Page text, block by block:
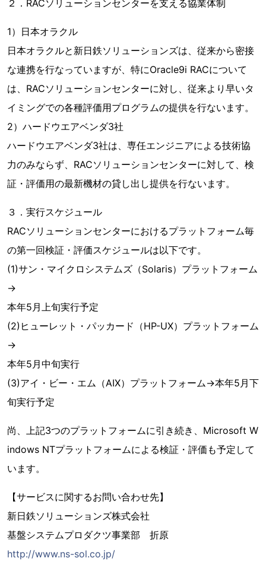
２．RACソリューションセンターを支える協業体制
1）日本オラクル
日本オラクルと新日鉄ソリューションズは、従来から密接
な連携を行なっていますが、特にOracle9i RACについて
は、RACソリューションセンターに対し、従来より早いタ
イミングでの各種評価用プログラムの提供を行ないます。
2）ハードウエアベンダ3社
ハードウエアベンダ3社は、専任エンジニアによる技術協
力のみならず、RACソリューションセンターに対して、検
証・評価用の最新機材の貸し出し提供を行ないます。
３．実行スケジュール
RACソリューションセンターにおけるプラットフォーム毎
の第一回検証・評価スケジュールは以下です。
(1)サン・マイクロシステムズ（Solaris）プラットフォーム
→
本年5月上旬実行予定
(2)ヒューレット・パッカード（HP-UX）プラットフォーム
→
本年5月中旬実行
(3)アイ・ビー・エム（AIX）プラットフォーム→本年5月下
旬実行予定
尚、上記3つのプラットフォームに引き続き、Microsoft W
indows NTプラットフォームによる検証・評価も予定して
います。
【サービスに関するお問い合わせ先】
新日鉄ソリューションズ株式会社
基盤システムプロダクツ事業部 折原
http://www.ns-sol.co.jp/